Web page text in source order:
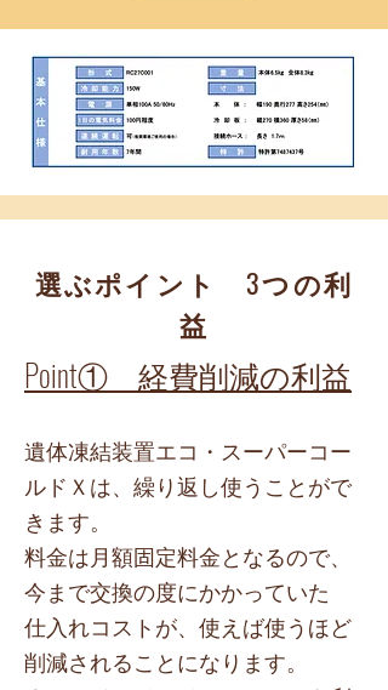
選ぶポイント 3つの利
益
Point① 経費削減の利益
​遺体凍結装置エコ・スーパーコー
ルドＸは、繰り返し使うことがで
きます。
料金は月額固定料金となるので、
今まで交換の度にかかっていた
仕入れコストが、使えば使うほど
削減されることになります。